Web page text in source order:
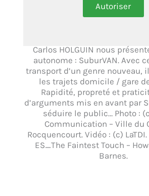
Autoriser
Carlos HOLGUIN nous
autonome : SuburVAN. Avec
transport d’un genre nouveau,
les trajets domicile / gare
Rapidité, propreté et
d’arguments mis en avant par
séduire le public… Photo :
Communication – Ville du
Rocquencourt. Vidéo : (c)
ES_The Faintest Touch –
Barnes.